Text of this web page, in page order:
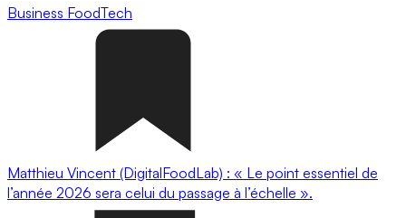
Business FoodTech
Matthieu Vincent (DigitalFoodLab) : « Le point essentiel de
l’année 2026 sera celui du passage à l’échelle ».